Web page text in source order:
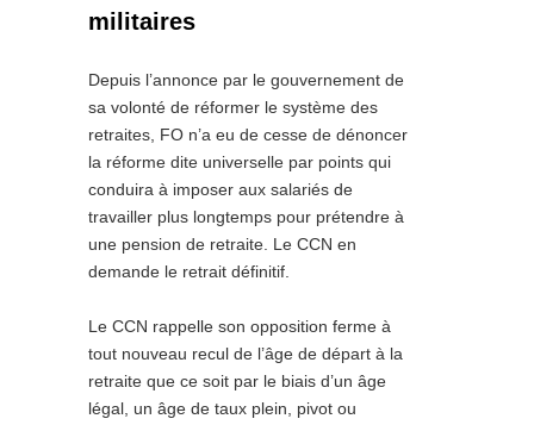
militaires
Depuis l’annonce par le gouvernement de
sa volonté de réformer le système des
retraites, FO n’a eu de cesse de dénoncer
la réforme dite universelle par points qui
conduira à imposer aux salariés de
travailler plus longtemps pour prétendre à
une pension de retraite. Le CCN en
demande le retrait définitif.
Le CCN rappelle son opposition ferme à
tout nouveau recul de l’âge de départ à la
retraite que ce soit par le biais d’un âge
légal, un âge de taux plein, pivot ou